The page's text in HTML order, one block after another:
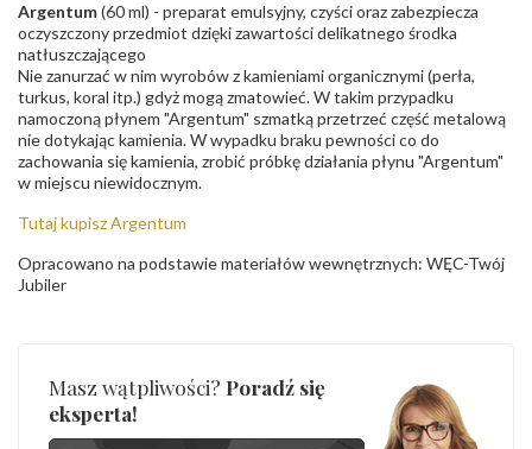
Argentum(60 ml) - preparat emulsyjny, czyści oraz zabezpiecza
oczyszczony przedmiot dzięki zawartości delikatnego środka
natłuszczającego
Nie zanurzać w nim wyrobów z kamieniami organicznymi (perła,
turkus, koral itp.) gdyż mogą zmatowieć. W takim przypadku
namoczoną płynem "Argentum" szmatką przetrzeć część metalową
nie dotykając kamienia. W wypadku braku pewności co do
zachowania się kamienia, zrobić próbkę działania płynu "Argentum"
w miejscu niewidocznym.
Tutaj kupisz Argentum
Opracowano na podstawie materiałów wewnętrznych: WĘC-Twój
Jubiler
Masz wątpliwości? Poradź się
eksperta!